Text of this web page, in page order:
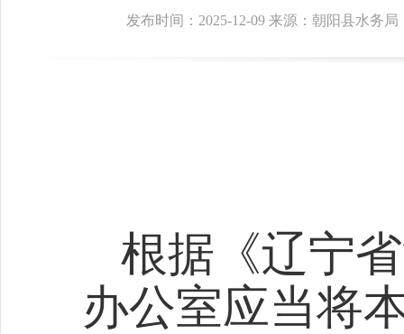
发布时间：2025-12-09 来源：朝阳县水务局
根据《辽宁
办公室应当将